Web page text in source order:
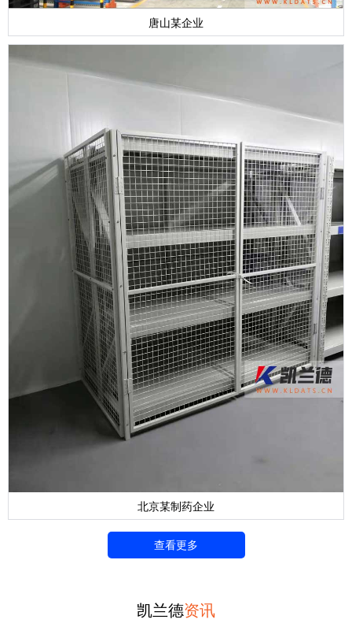
唐山某企业
北京某制药企业
查看更多
凯兰德资讯